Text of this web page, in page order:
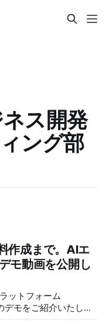
ス開発
ング部
作成まで。AIエ
モ動画を公開し
モをご紹介いたしま